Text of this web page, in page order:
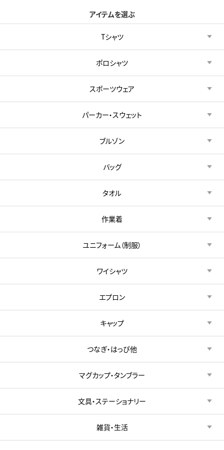
アイテムを選ぶ
Tシャツ
ポロシャツ
スポーツウェア
パーカー・スウェット
ブルゾン
バッグ
タオル
作業着
ユニフォーム（制服）
ワイシャツ
エプロン
キャップ
つなぎ・はっぴ他
マグカップ・タンブラー
文具・ステーショナリー
雑貨・生活